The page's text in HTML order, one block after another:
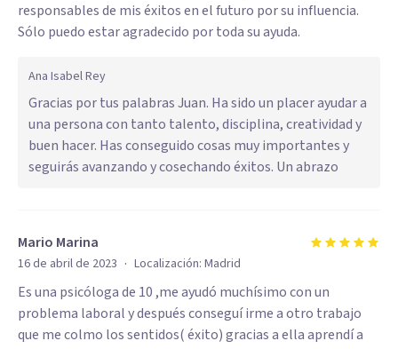
responsables de mis éxitos en el futuro por su influencia.
Sólo puedo estar agradecido por toda su ayuda.
Ana Isabel Rey
Gracias por tus palabras Juan. Ha sido un placer ayudar a
una persona con tanto talento, disciplina, creatividad y
buen hacer. Has conseguido cosas muy importantes y
seguirás avanzando y cosechando éxitos. Un abrazo
Mario Marina
16 de abril de 2023 · Localización: Madrid
Es una psicóloga de 10 ,me ayudó muchísimo con un
problema laboral y después conseguí irme a otro trabajo
que me colmo los sentidos( éxito) gracias a ella aprendí a